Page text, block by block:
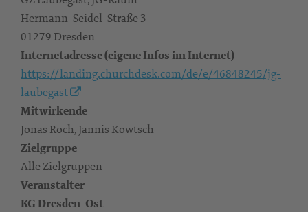
Hermann-Seidel-Straße 3
01279 Dresden
Internetadresse (eigene Infos im Internet)
https://landing.churchdesk.com/de/e/46848245/jg-
laubegast
Mitwirkende
Jonas Roch, Jannis Kowtsch
Zielgruppe
Alle Zielgruppen
Veranstalter
KG Dresden-Ost